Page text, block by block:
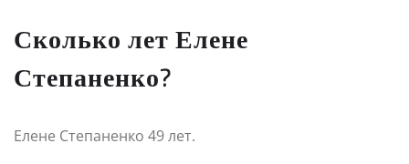
Сколько лет Елене
Степаненко?
Елене Степаненко 49 лет.